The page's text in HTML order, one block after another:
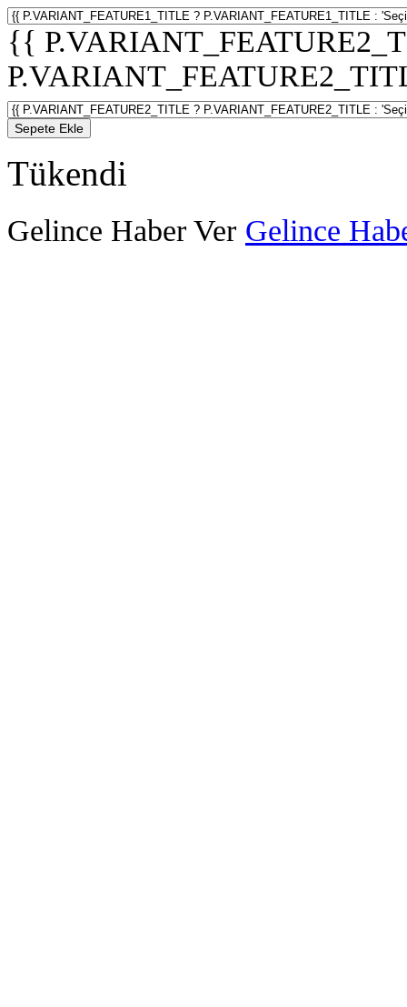
{{
Sepete Ekle
Tükendi
Gelince Haber Ver Gelince